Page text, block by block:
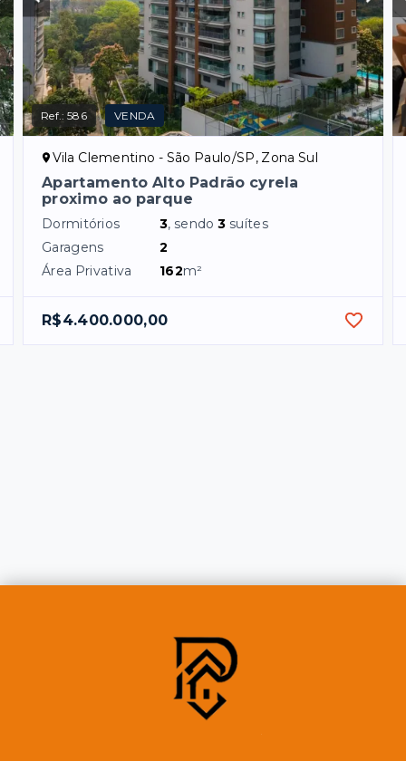
Ref.:586 VENDA
Vila Clementino - São Paulo/SP, Zona Sul
Apartamento Alto Padrão cyrela
proximo ao parque
Dormitórios 3, sendo3 suítes
Garagens
2
Área Privativa
162m²
R$4.400.000,00